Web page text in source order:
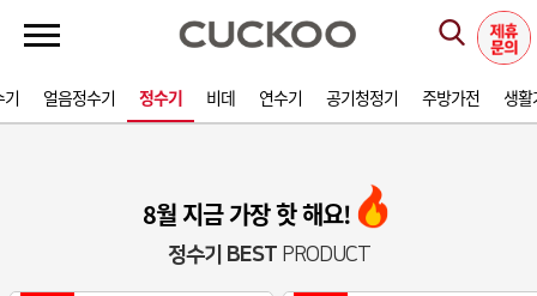
얼음정수기 정수기 비데 연수기 공기청정기 주방가전 생
8월 지금 가장 핫 해요!
정수기 BESTPRODUCT